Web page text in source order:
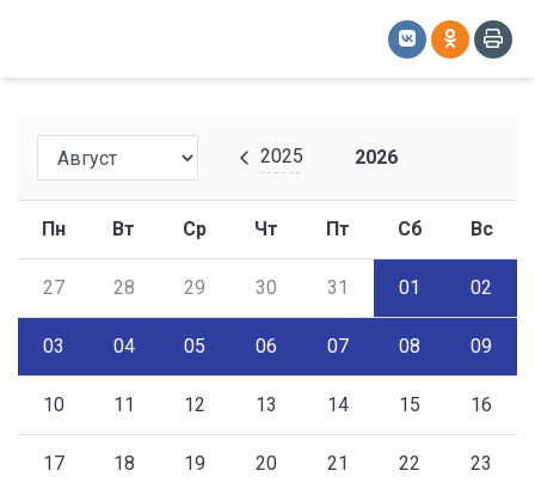
2025 2026
Пн Вт Ср Чт Пт Сб Вс
27 28 29 30 31 01 02
03 04 05 06 07 08 09
10 11 12 13 14 15 16
17 18 19 20 21 22 23